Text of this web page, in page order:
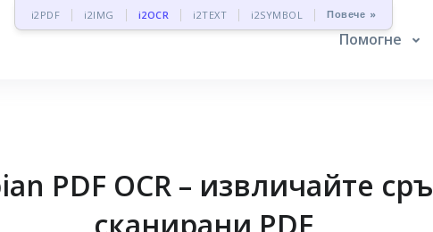
i2PDF i2IMG i2OCR i2TEXT i2SYMBOL Повече »
Помогне
PDF OCR – извличайте